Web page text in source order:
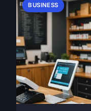
BUSINESS